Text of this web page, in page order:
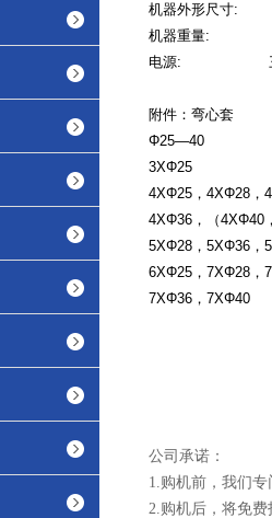
机器外形尺寸:
机器重量:
电源: 三
附件：弯心套
Φ25—40
3ΧΦ25
4ΧΦ25，4ΧΦ28，
4ΧΦ36，（4ΧΦ40
5ΧΦ28，5ΧΦ36，
6ΧΦ25，7ΧΦ28，
7ΧΦ36，7ΧΦ40
公司承诺：
1.购机前，我们
2.购机后，将免